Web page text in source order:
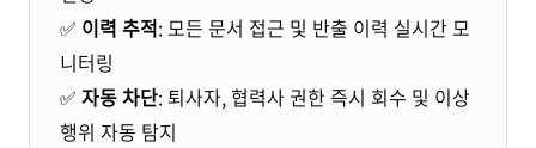
✅ 이력 추적: 모든 문서 접근 및 반출 이력 실시간 모
니터링
✅ 자동 차단: 퇴사자, 협력사 권한 즉시 회수 및 이상
행위 자동 탐지